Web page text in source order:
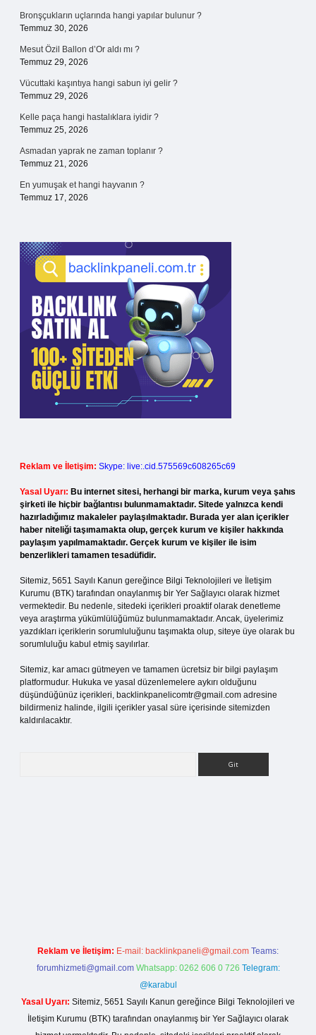
Bronşçukların uçlarında hangi yapılar bulunur ?
Temmuz 30, 2026
Mesut Özil Ballon d’Or aldı mı ?
Temmuz 29, 2026
Vücuttaki kaşıntıya hangi sabun iyi gelir ?
Temmuz 29, 2026
Kelle paça hangi hastalıklara iyidir ?
Temmuz 25, 2026
Asmadan yaprak ne zaman toplanır ?
Temmuz 21, 2026
En yumuşak et hangi hayvanın ?
Temmuz 17, 2026
Reklam ve İletişim: Skype: live:.cid.575569c608265c69
Yasal Uyarı: Bu internet sitesi, herhangi bir marka, kurum veya şahıs
şirketi ile hiçbir bağlantısı bulunmamaktadır. Sitede yalnızca kendi
hazırladığımız makaleler paylaşılmaktadır. Burada yer alan içerikler
haber niteliği taşımamakta olup, gerçek kurum ve kişiler hakkında
paylaşım yapılmamaktadır. Gerçek kurum ve kişiler ile isim
benzerlikleri tamamen tesadüfidir.
Sitemiz, 5651 Sayılı Kanun gereğince Bilgi Teknolojileri ve İletişim
Kurumu (BTK) tarafından onaylanmış bir Yer Sağlayıcı olarak hizmet
vermektedir. Bu nedenle, sitedeki içerikleri proaktif olarak denetleme
veya araştırma yükümlülüğümüz bulunmamaktadır. Ancak, üyelerimiz
yazdıkları içeriklerin sorumluluğunu taşımakta olup, siteye üye olarak bu
sorumluluğu kabul etmiş sayılırlar.
Sitemiz, kar amacı gütmeyen ve tamamen ücretsiz bir bilgi paylaşım
platformudur. Hukuka ve yasal düzenlemelere aykırı olduğunu
düşündüğünüz içerikleri, backlinkpanelicomtr@gmail.com adresine
bildirmeniz halinde, ilgili içerikler yasal süre içerisinde sitemizden
kaldırılacaktır.
Reklam ve İletişim: E-mail: backlinkpaneli@gmail.com Teams:
forumhizmeti@gmail.com Whatsapp: 0262 606 0 726 Telegram:
@karabul
Yasal Uyarı: Sitemiz, 5651 Sayılı Kanun gereğince Bilgi Teknolojileri ve
İletişim Kurumu (BTK) tarafından onaylanmış bir Yer Sağlayıcı olarak